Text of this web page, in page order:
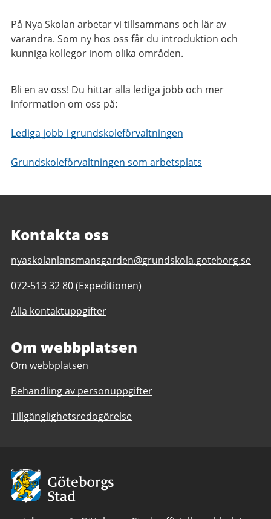
På Nya Skolan arbetar vi tillsammans och lär av
varandra. Som ny hos oss får du introduktion och
kunniga kollegor inom olika områden.
Bli en av oss! Du hittar alla lediga jobb och mer
information om oss på:
Lediga jobb i grundskoleförvaltningen
Grundskoleförvaltningen som arbetsplats
Kontakta oss
E-
till
Nya
Skolan
F-
3
nyaskolanlansmansgarden@grundskola.goteborg.se
Telefonnummer
Nya
Länsmansgården
3
072-513 32 80(Expeditionen)
Alla kontaktuppgifter
Om webbplatsen
Om webbplatsen
Behandling av personuppgifter
Tillgänglighetsredogörelse
Avsändare:
Göteborgs
Stad